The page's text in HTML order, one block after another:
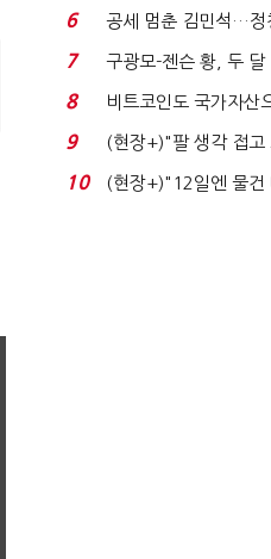
주 최고위원 계파 다...
6
공세 멈춘 김민석…정
가 수습"
7
구광모-젠슨 황, 두
로봇·AI 등 논...
8
비트코인도 국가자산
처분' 기준은 ...
9
(현장+)"팔 생각 접고
요"…'덜 똘똘한 한
10
(현장+)"12일엔 물